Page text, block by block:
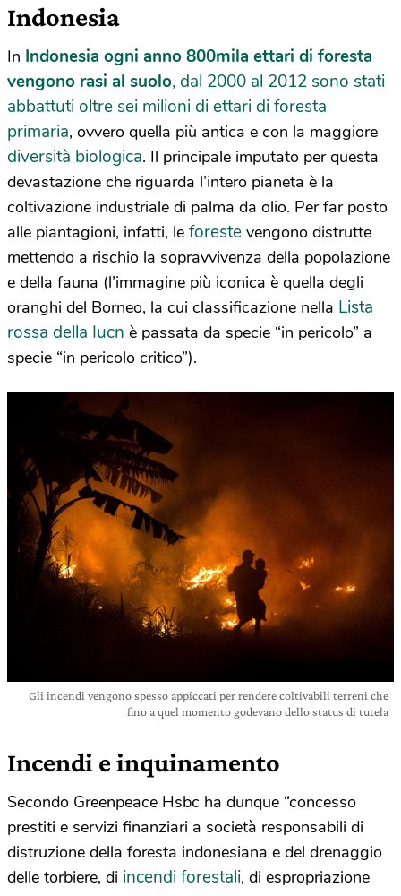
Indonesia
In Indonesia ogni anno 800mila ettari di foresta
vengono rasi al suolo, dal 2000 al 2012 sono stati
abbattuti oltre sei milioni di ettari di foresta
primaria, ovvero quella più antica e con la maggiore
diversità biologica. Il principale imputato per questa
devastazione che riguarda l’intero pianeta è la
coltivazione industriale di palma da olio. Per far posto
alle piantagioni, infatti, le foreste vengono distrutte
mettendo a rischio la sopravvivenza della popolazione
e della fauna (l’immagine più iconica è quella degli
oranghi del Borneo, la cui classificazione nella Lista
rossa della Iucn è passata da specie “in pericolo” a
specie “in pericolo critico”).
Gli incendi vengono spesso appiccati per rendere coltivabili terreni che
fino a quel momento godevano dello status di tutela
Incendi e inquinamento
Secondo Greenpeace Hsbc ha dunque “concesso
prestiti e servizi finanziari a società responsabili di
distruzione della foresta indonesiana e del drenaggio
delle torbiere, di incendi forestali, di espropriazione